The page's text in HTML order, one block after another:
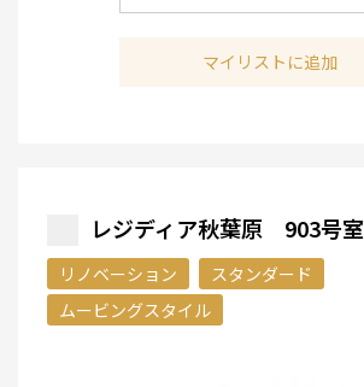
マイリストに追加
レジディア秋葉原 903号室
リノベーション
スタンダード
ムービングスタイル